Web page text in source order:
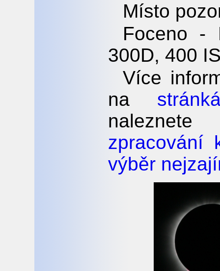
Místo
Foceno -
300D, 400
Více
na
zpracování
výběr